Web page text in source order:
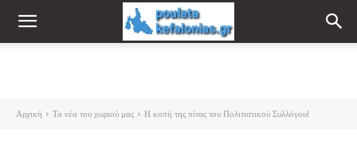
Αρχική Τα νέα του χωριού μας Η κοπή της πίτας του Πολιτιστικού Συλλόγου!